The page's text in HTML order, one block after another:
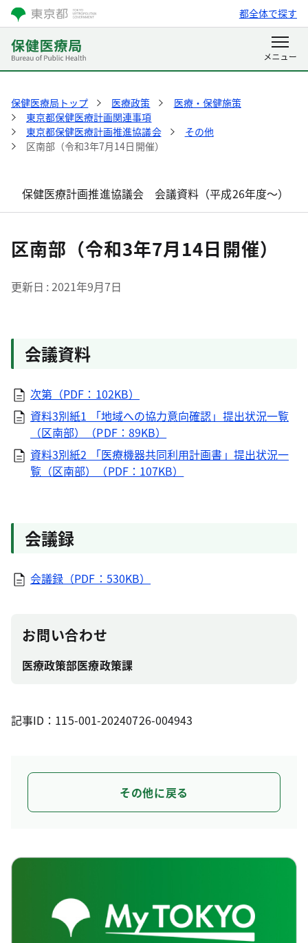
都全体で探す
保健医療局トップ 医療政策
医療・保健施策
東京都保健医療計画関連事項
東京都保健医療計画推進協議会
その他
区南部（令和3年7月14日開催）
保健医療計画推進協議会 会議資料（平成26年度～）
区南部（令和3年7月14日開催）
更新日 2021年9月7日
会議資料
次第（PDF：102KB）
資料3別紙1 「地域への協力意向確認」提出状況一覧
（区南部）（PDF：89KB）
資料3別紙2 「医療機器共同利用計画書」提出状況一
覧（区南部）（PDF：107KB）
会議録
会議録（PDF：530KB）
お問い合わせ
医療政策部医療政策課
記事ID：115-001-20240726-004943
その他に戻る